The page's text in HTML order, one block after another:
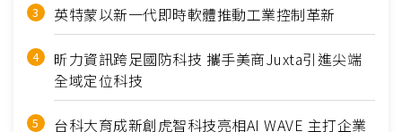
英特蒙以新一代即時軟體推動工業控制革新
昕力資訊跨足國防科技 攜手美商Juxta引進尖端
全域定位科技
台科大育成新創虎智科技亮相AI WAVE 主打企業